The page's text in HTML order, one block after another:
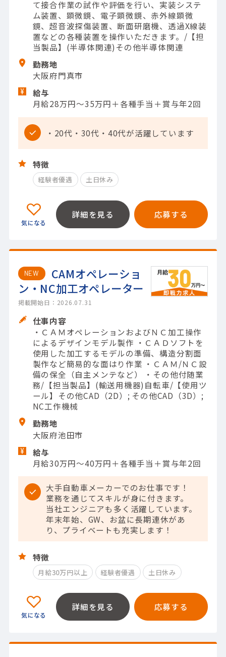
て接合作業の試作や評価を行い、実装システ
ム装置、顕微鏡、電子顕微鏡、赤外線顕微
鏡、超音波探傷装置、断面研磨機、透過X線装
置などの各種装置を操作いただきます。/【担
当製品】(半導体関連)その他半導体関連
勤務地
大阪府門真市
給与
月給28万円～35万円＋各種手当＋賞与年2回
・20代・30代・40代が活躍しています
特徴
経験者優遇 土日休み
詳細を見る 応募する
NEW
CAMオペレーショ
ン・NC加工オペレーター
掲載開始日：2026.07.31
仕事内容
・ＣＡＭオペレーションおよびＮＣ加工操作
によるデザインモデル製作 ・ＣＡＤソフトを
使用した加工するモデルの準備、構造分割面
製作など簡易的な面はり作業 ・ＣＡＭ/ＮＣ設
備の保全（自主メンテなど） ・その他付随業
務/【担当製品】(輸送用機器)自転車/【使用ツ
ール】その他CAD（2D）; その他CAD（3D）;
NC工作機械
勤務地
大阪府池田市
給与
月給30万円～40万円＋各種手当＋賞与年2回
大手自動車メーカーでのお仕事です！
業務を通じてスキルが身に付きます。
当社エンジニアも多く活躍しています。
年末年始、GW、お盆に長期連休があ
り、プライベートも充実します！
特徴
月給30万円以上 経験者優遇 土日休み
詳細を見る 応募する